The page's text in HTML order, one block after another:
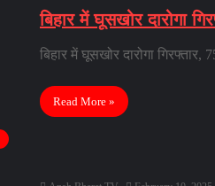
बिहार में घूसखोर दारोगा
बिहार में घूसखोर दारोगा
Read More »